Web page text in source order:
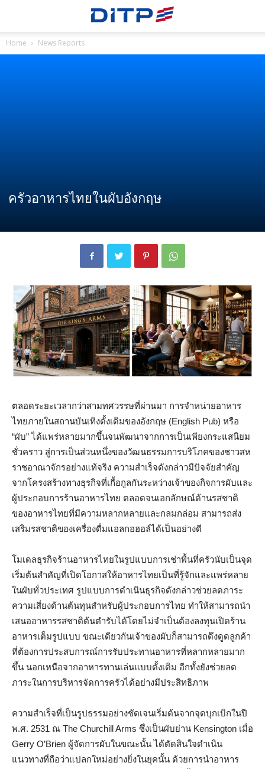
Home News Reports
ครัวอาหารไทยในผับอังกฤษ
ตลอดระยะเวลากว่าสามทศวรรษที่ผ่านมา การจำหน่ายอาหาร
ไทยภายในสถานบันเทิงดั้งเดิมของอังกฤษ (English Pub) หรือ
“ผับ” ได้แพร่หลายมากขึ้นจนพัฒนาจากการเป็นเพียงกระแสนิยม
ชั่วคราว สู่การเป็นส่วนหนึ่งของวัฒนธรรมการบริโภคของชาวสห
ราชอาณาจักรอย่างแท้จริง ความสำเร็จดังกล่าวมีปัจจัยสำคัญ
จากโครงสร้างทางธุรกิจที่เกื้อกูลกันระหว่างเจ้าของกิจการผับและ
ผู้ประกอบการร้านอาหารไทย ตลอดจนเอกลักษณ์ด้านรสชาติ
ของอาหารไทยที่มีความหลากหลายและกลมกล่อม สามารถส่ง
เสริมรสชาติของเครื่องดื่มแอลกอฮอล์ได้เป็นอย่างดี
โมเดลธุรกิจร้านอาหารไทยในรูปแบบการเช่าพื้นที่ครัวนับเป็นจุด
เริ่มต้นสำคัญที่เปิดโอกาสให้อาหารไทยเป็นที่รู้จักและแพร่หลาย
ในผับทั่วประเทศ รูปแบบการดำเนินธุรกิจดังกล่าวช่วยลดภาระ
ความเสี่ยงด้านต้นทุนสำหรับผู้ประกอบการไทย ทำให้สามารถนำ
เสนออาหารรสชาติต้นตำรับได้โดยไม่จำเป็นต้องลงทุนเปิดร้าน
อาหารเต็มรูปแบบ ขณะเดียวกันเจ้าของผับก็สามารถดึงดูดลูกค้า
ที่ต้องการประสบการณ์การรับประทานอาหารที่หลากหลายมาก
ขึ้น นอกเหนือจากอาหารทานเล่นแบบดั้งเดิม อีกทั้งยังช่วยลด
ภาระในการบริหารจัดการครัวได้อย่างมีประสิทธิภาพ
ความสำเร็จที่เป็นรูปธรรมอย่างชัดเจนเริ่มต้นจากจุดบุกเบิกในปี
พ.ศ. 2531 ณ The Churchill Arms ซึ่งเป็นผับย่าน Kensington เมื่อ
Gerry O’Brien ผู้จัดการผับในขณะนั้น ได้ตัดสินใจดำเนิน
แนวทางที่ถือว่าแปลกใหม่อย่างยิ่งในยุคนั้น ด้วยการนำอาหาร